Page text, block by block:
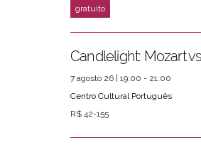
7 agosto 26 | 19:00 - 21:00
Centro Cultural Português
R$ 42-155